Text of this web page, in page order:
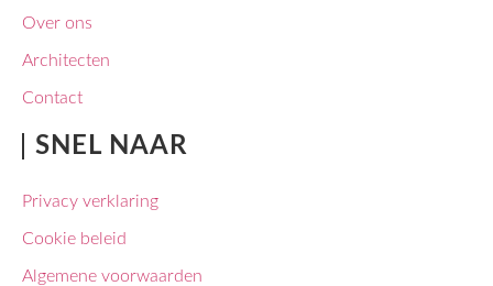
Over ons
Architecten
Contact
SNEL NAAR
Privacy verklaring
Cookie beleid
Algemene voorwaarden